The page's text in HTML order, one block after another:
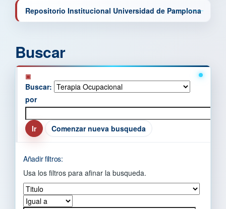
Repositorio Institucional Universidad de Pamplona
Buscar
Buscar:
por
Comenzar nueva busqueda
Añadir filtros:
Usa los filtros para afinar la busqueda.